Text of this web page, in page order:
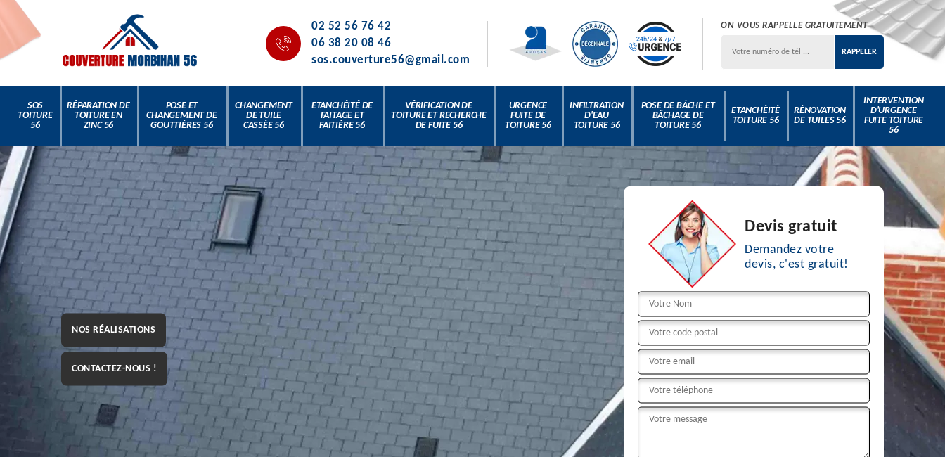
02 52 56 76 42
06 38 20 08 46
sos.couverture56@gmail.com
ON VOUS RAPPELLE GRATUITEMENT
SOS
TOITURE
56
RÉPARATION DE
TOITURE EN
ZINC 56
POSE ET
CHANGEMENT DE
GOUTTIÈRES 56
CHANGEMENT
DE TUILE
CASSÉE 56
ETANCHÉITÉ DE
FAITAGE ET
FAITIÈRE 56
VÉRIFICATION DE
TOITURE ET RECHERCHE
DE FUITE 56
URGENCE
FUITE DE
TOITURE 56
INFILTRATION
D'EAU
TOITURE 56
POSE DE BÂCHE ET
BÂCHAGE DE
TOITURE 56
ETANCHÉITÉ
TOITURE 56
RÉNOVATION
DE TUILES 56
INTERVENTION
D'URGENCE
FUITE TOITURE
56
NOS RÉALISATIONS
CONTACTEZ-NOUS !
Devis gratuit
Demandez votre
devis, c'est gratuit!